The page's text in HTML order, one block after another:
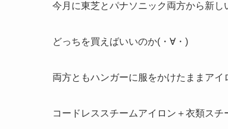
今月に東芝とパナソニック両方から新し
どっちを買えばいいのか(・∀・)
両方ともハンガーに服をかけたままアイ
コードレススチームアイロン＋衣類スチ